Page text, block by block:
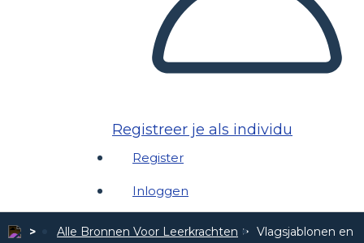
Registreer je als individu
Register
Inloggen
Alle Bronnen Voor Leerkrachten Vlagsjablonen en